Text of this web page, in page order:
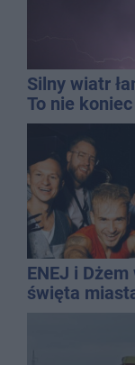
Silny wiatr
To nie
ENEJ i
święta